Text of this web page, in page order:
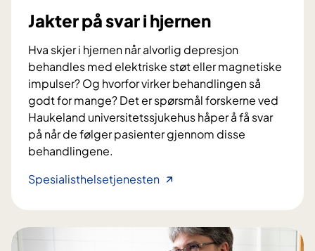
u
k
u
r
h
l
e
m
Jakter på svar i hjernen
Hva skjer i hjernen når alvorlig depresjon
behandles med elektriske støt eller magnetiske
impulser? Og hvorfor virker behandlingen så
godt for mange? Det er spørsmål forskerne ved
Haukeland universitetssjukehus håper å få svar
på når de følger pasienter gjennom disse
behandlingene.
SpesialisthelsetjenestenJ
k